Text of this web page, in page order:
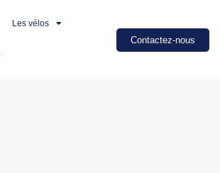
Les vélos
Contactez-nous